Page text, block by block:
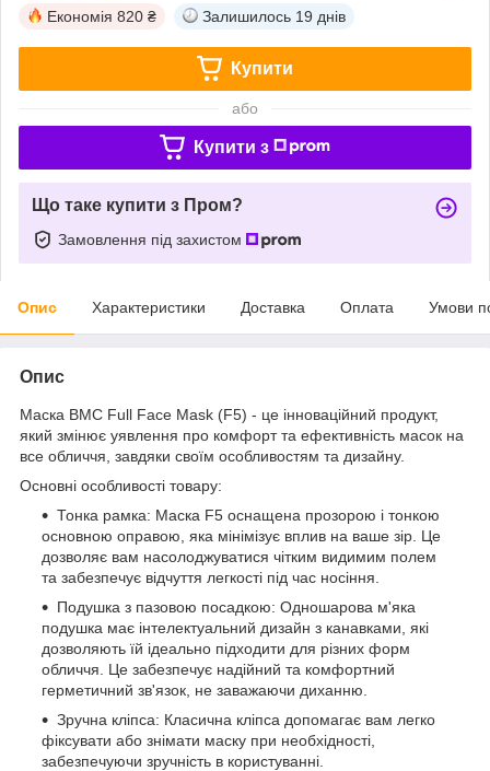
Економія 820 ₴ Залишилось 19 днів
Купити
або
Купити з
Що таке купити з Пром?
Замовлення під захистом
Опис Характеристики Доставка Оплата Умови
Опис
Маска BMC Full Face Mask (F5) - це інноваційний продукт,
який змінює уявлення про комфорт та ефективність масок на
все обличчя, завдяки своїм особливостям та дизайну.
Основні особливості товару:
Тонка рамка: Маска F5 оснащена прозорою і тонкою
основною оправою, яка мінімізує вплив на ваше зір. Це
дозволяє вам насолоджуватися чітким видимим полем
та забезпечує відчуття легкості під час носіння.
Подушка з пазовою посадкою: Одношарова м'яка
подушка має інтелектуальний дизайн з канавками, які
дозволяють їй ідеально підходити для різних форм
обличчя. Це забезпечує надійний та комфортний
герметичний зв'язок, не заважаючи диханню.
Зручна кліпса: Класична кліпса допомагає вам легко
фіксувати або знімати маску при необхідності,
забезпечуючи зручність в користуванні.